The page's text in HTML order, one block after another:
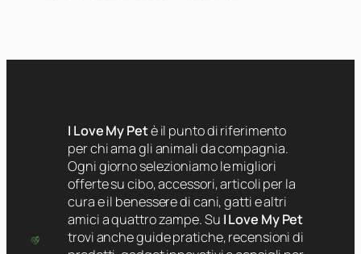
I Love My Petè il punto di riferimento
per chi ama gli animali da compagnia.
Ogni giorno selezioniamo le migliori
offerte su cibo, accessori, articoli per la
cura e il benessere di cani, gatti e altri
amici a quattro zampe. Su I Love My Pet
trovi anche guide pratiche, recensioni di